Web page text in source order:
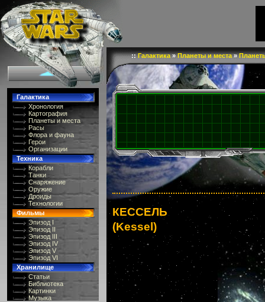
Галактика
Хронология
Картография
Планеты и места
Расы
Флора и фауна
Герои
Организации
Техника
Корабли
Танки
Снаряжение
Оружие
Дроиды
Технологии
Фильмы
Эпизод I
Эпизод II
Эпизод III
Эпизод IV
Эпизод V
Эпизод VI
Хранилище
Статьи
Библиотека
Картинки
Музыка
::Галактика»Планеты и места»
КЕССЕЛЬ
(Kessel)